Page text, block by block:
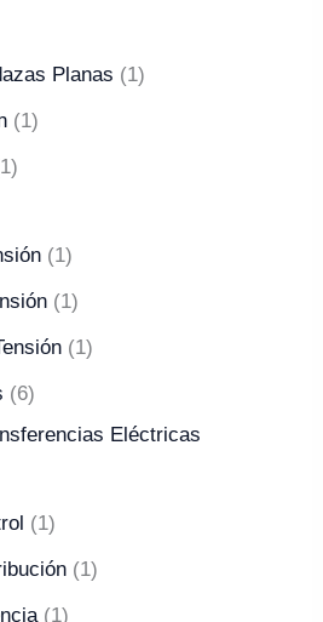
Planas
1
1
1
1
1
1
6
Eléctricas
1
1
1